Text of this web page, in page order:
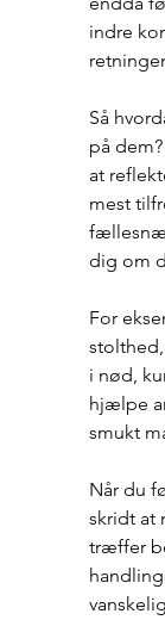
indre
Så
på
at
mest
dig om
For
i nød,
hjælpe
smukt
Når du
skridt at
træffer